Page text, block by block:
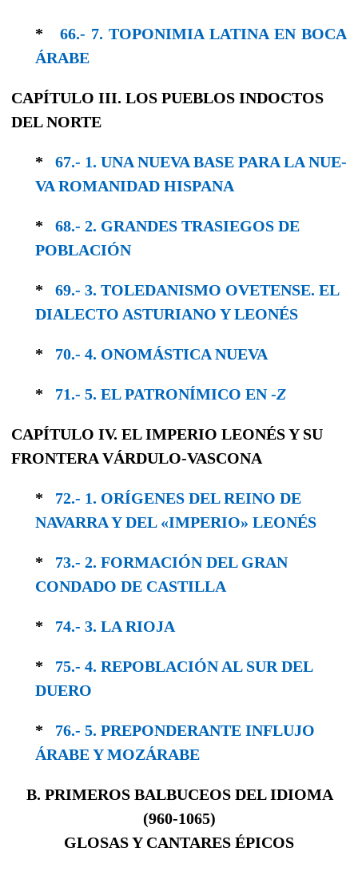
* 66.- 7. TOPONIMIA LATINA EN BOCA
ÁRABE
CAPÍTULO III. LOS PUEBLOS INDOCTOS
DEL NORTE
* 67.- 1. UNA NUEVA BASE PARA LA NUE­
VA ROMANIDAD HISPANA
* 68.- 2. GRANDES TRASIEGOS DE
POBLACIÓN
* 69.- 3. TOLEDANISMO OVETENSE. EL
DIALEC­TO ASTURIANO Y LEONÉS
* 70.- 4. ONOMÁSTICA NUEVA
* 71.- 5. EL PATRONÍMICO EN -Z
CAPÍTULO IV. EL IMPERIO LEONÉS Y SU
FRONTERA VÁRDULO-VASCONA
* 72.- 1. ORÍGENES DEL REINO DE
NAVARRA Y DEL «IMPERIO» LEONÉS
* 73.- 2. FORMACIÓN DEL GRAN
CONDADO DE CASTILLA
* 74.- 3. LA RIOJA
* 75.- 4. REPOBLACIÓN AL SUR DEL
DUERO
* 76.- 5. PREPONDERANTE INFLUJO
ÁRABE Y MOZÁRABE
B. PRIMEROS BALBUCEOS DEL IDIOMA
(960-1065)
GLOSAS Y CANTARES ÉPICOS